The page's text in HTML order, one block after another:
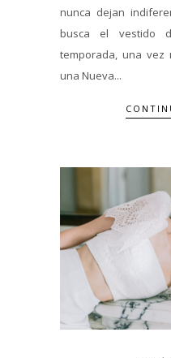
nunca dejan
busca el vestido
temporada, una vez
una Nueva...